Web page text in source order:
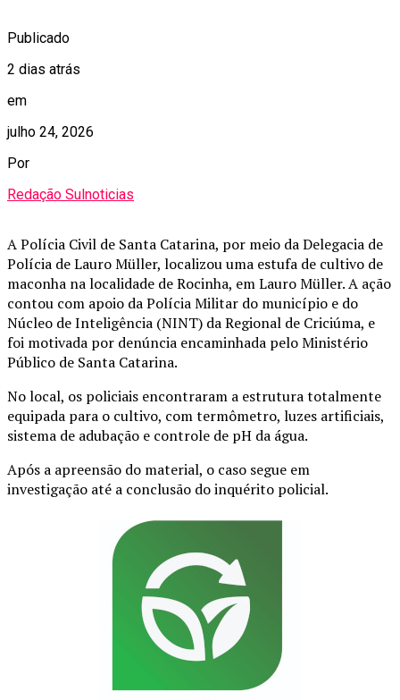
Publicado
2 dias atrás
em
julho 24, 2026
Por
Redação Sulnoticias
A Polícia Civil de Santa Catarina, por meio da Delegacia de
Polícia de Lauro Müller, localizou uma estufa de cultivo de
maconha na localidade de Rocinha, em Lauro Müller. A ação
contou com apoio da Polícia Militar do município e do
Núcleo de Inteligência (NINT) da Regional de Criciúma, e
foi motivada por denúncia encaminhada pelo Ministério
Público de Santa Catarina.
No local, os policiais encontraram a estrutura totalmente
equipada para o cultivo, com termômetro, luzes artificiais,
sistema de adubação e controle de pH da água.
Após a apreensão do material, o caso segue em
investigação até a conclusão do inquérito policial.